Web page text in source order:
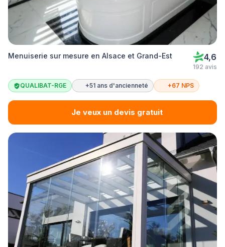
Menuiserie sur mesure en Alsace et Grand-Est 4,6
192 avis
QUALIBAT-RGE +51 ans d'ancienneté +67 NPS
Je veux un devis gratuit